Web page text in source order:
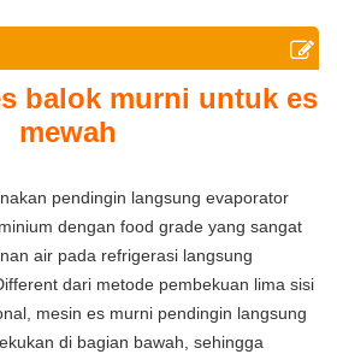
balok murni untukes
mewah
pendingin langsung evaporator
dengan food grade yang sangat
air pada refrigerasi langsung
dari metode pembekuan lima sisi
mesin es murni pendingin langsung
di bagian bawah, sehingga